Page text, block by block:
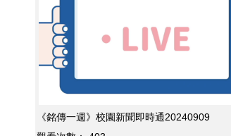
《銘傳一週》校園新聞即時通20240909